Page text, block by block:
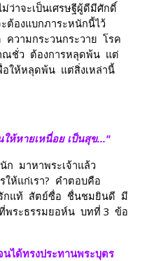
ว่าจะเป็นเศรษฐีผู้ดีมีศักดิ์
ต้องแบกภาระหนักนี้ไว้
วามกระวนกระวาย  โรค
ณชั่ว  ต้องการหลุดพ้น  แต่
ให้หลุดพ้น  แต่สิ่งเหล่านี้
ให้หายเหนื่อย เป็นสุข..."
มาหาพระเจ้าแล้ว
แท้  สัตย์ซื่อ  ชื่นชมยินดี  มี
ระธรรมยอห์น  บทที่ 3  ข้อ
นได้ทรงประทานพระบุตร